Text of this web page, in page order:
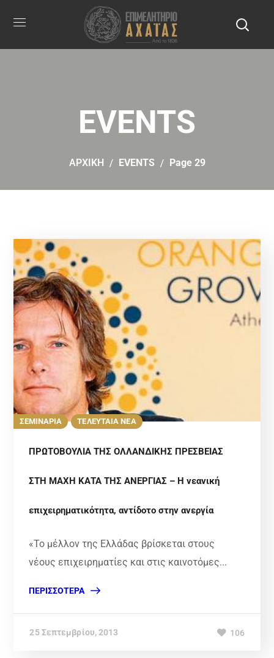
EVENTS
ΑΡΧΙΚΗ EVENTS Page 29
ΣΕΜΙΝΑΡΙΑ ΤΕΛΕΥΤΑΙΑ ΝΕΑ
ΠΡΩΤΟΒΟΥΛΙΑ ΤΗΣ ΟΛΛΑΝΔΙΚΗΣ ΠΡΕΣΒΕΙΑΣ
ΣΤΗ ΜΑΧΗ ΚΑΤΑ ΤΗΣ ΑΝΕΡΓΙΑΣ – Η νεανική
επιχειρηματικότητα, αντίδοτο στην ανεργία
«Το μέλλον της Ελλάδας βρίσκεται στους
νέους επιχειρηματίες και στις καινοτόμες...
ΠΕΡΙΣΣΌΤΕΡΑ
25 Σεπτεμβρίου, 2013 106